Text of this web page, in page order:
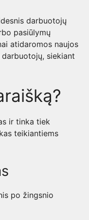
darbuotojų
pasiūlymų
atidaromos naujos
siekiant
ir tinka tiek
teikiantiems
po žingsnio